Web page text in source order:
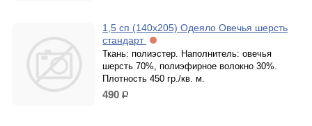
1,5 сп (140х205) Одеяло Овечья шерсть
стандарт
Ткань: полиэстер. Наполнитель: овечья
шерсть 70%, полиэфирное волокно 30%.
Плотность 450 гр./кв. м.
490 р.